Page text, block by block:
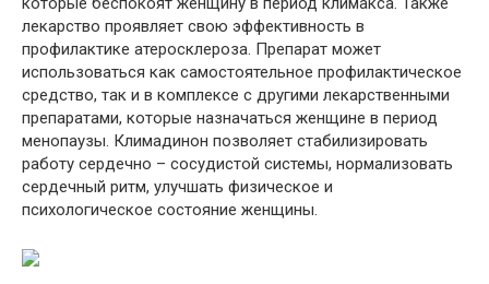
лекарство проявляет свою эффективность в
профилактике атеросклероза. Препарат может
использоваться как самостоятельное профилактическое
средство, так и в комплексе с другими лекарственными
препаратами, которые назначаться женщине в период
менопаузы. Климадинон позволяет стабилизировать
работу сердечно – сосудистой системы, нормализовать
сердечный ритм, улучшать физическое и
психологическое состояние женщины.